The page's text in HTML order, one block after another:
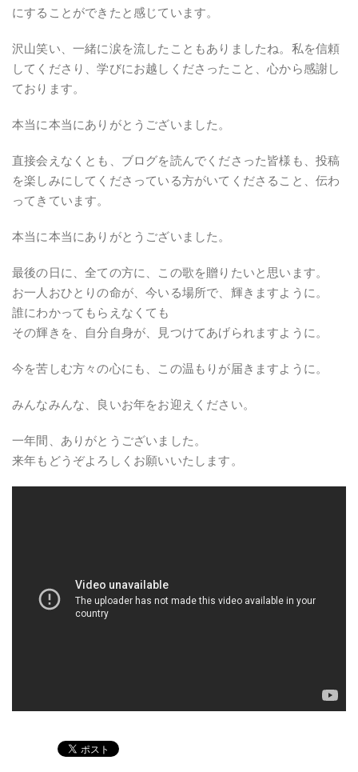
にすることができたと感じています。
沢山笑い、一緒に涙を流したこともありましたね。私を信頼
してくださり、学びにお越しくださったこと、心から感謝し
ております。
本当に本当にありがとうございました。
直接会えなくとも、ブログを読んでくださった皆様も、投稿
を楽しみにしてくださっている方がいてくださること、伝わ
ってきています。
本当に本当にありがとうございました。
最後の日に、全ての方に、この歌を贈りたいと思います。
お一人おひとりの命が、今いる場所で、輝きますように。
誰にわかってもらえなくても
その輝きを、自分自身が、見つけてあげられますように。
今を苦しむ方々の心にも、この温もりが届きますように。
みんなみんな、良いお年をお迎えください。
一年間、ありがとうございました。
来年もどうぞよろしくお願いいたします。